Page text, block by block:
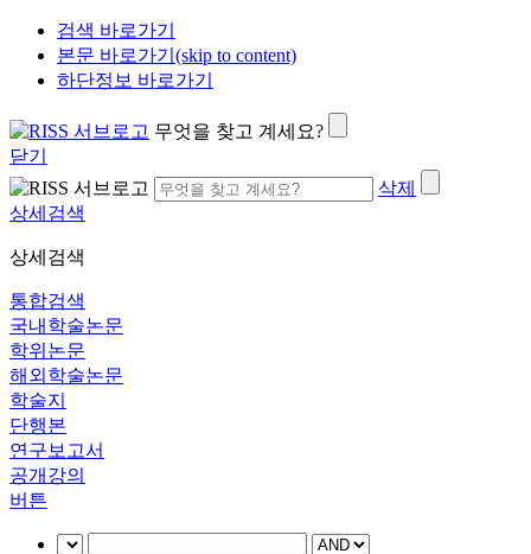
검색 바로가기
본문 바로가기(skip to content)
하단정보 바로가기
무엇을 찾고 계세요?
닫기
삭제
상세검색
상세검색
통합검색
국내학술논문
학위논문
해외학술논문
학술지
단행본
연구보고서
공개강의
버튼